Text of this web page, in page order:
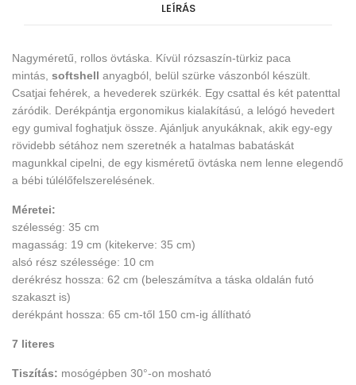
LEÍRÁS
Nagyméretű, rollos övtáska. Kívül rózsaszín-türkiz paca
mintás, softshell anyagból, belül szürke vászonból készült.
Csatjai fehérek, a hevederek szürkék. Egy csattal és két patenttal
záródik. Derékpántja ergonomikus kialakítású, a lelógó hevedert
egy gumival foghatjuk össze. Ajánljuk anyukáknak, akik egy-egy
rövidebb sétához nem szeretnék a hatalmas babatáskát
magunkkal cipelni, de egy kisméretű övtáska nem lenne elegendő
a bébi túlélőfelszerelésének.
Méretei:
szélesség: 35 cm
magasság: 19 cm (kitekerve: 35 cm)
alsó rész szélessége: 10 cm
derékrész hossza: 62 cm (beleszámítva a táska oldalán futó
szakaszt is)
derékpánt hossza: 65 cm-től 150 cm-ig állítható
7 literes
Tiszítás: mosógépben 30°-on mosható